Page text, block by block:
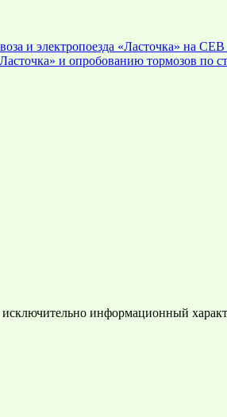
и электропоезда «Ласточка» на
и опробованию тормозов по
информационный